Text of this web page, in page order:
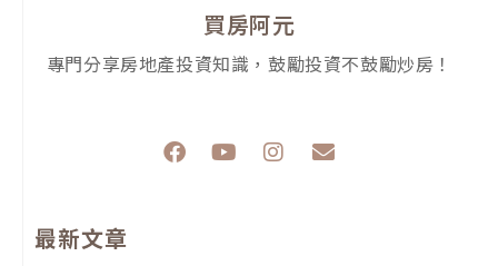
買房阿元
專門分享房地產投資知識，鼓勵投資不鼓勵炒房！
F
a
Y I E
最新文章